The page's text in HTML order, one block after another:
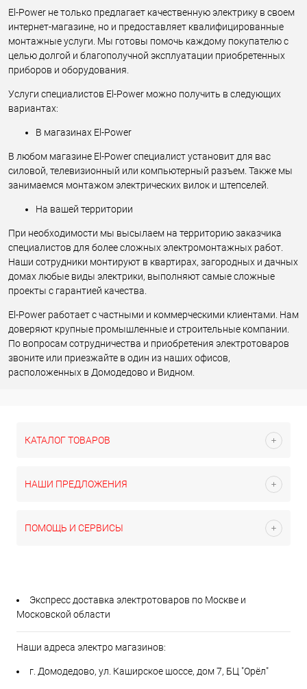
El-Power не только предлагает качественную электрику в своем
интернет-магазине, но и предоставляет квалифицированные
монтажные услуги. Мы готовы помочь каждому покупателю с
целью долгой и благополучной эксплуатации приобретенных
приборов и оборудования.
Услуги специалистов El-Power можно получить в следующих
вариантах:
В магазинах El-Power
В любом магазине El-Power специалист установит для вас
силовой, телевизионный или компьютерный разъем. Также мы
занимаемся монтажом электрических вилок и штепселей.
На вашей территории
При необходимости мы высылаем на территорию заказчика
специалистов для более сложных электромонтажных работ.
Наши сотрудники монтируют в квартирах, загородных и дачных
домах любые виды электрики, выполняют самые сложные
проекты с гарантией качества.
El-Power работает с частными и коммерческими клиентами. Нам
доверяют крупные промышленные и строительные компании.
По вопросам сотрудничества и приобретения электротоваров
звоните или приезжайте в один из наших офисов,
расположенных в Домодедово и Видном.
КАТАЛОГ ТОВАРОВ
НАШИ ПРЕДЛОЖЕНИЯ
ПОМОЩЬ И СЕРВИСЫ
Экспресс доставка электротоваров по Москве и
Московской области
Наши адреса электро магазинов:
г. Домодедово, ул. Каширское шоссе, дом 7, БЦ "Орёл"